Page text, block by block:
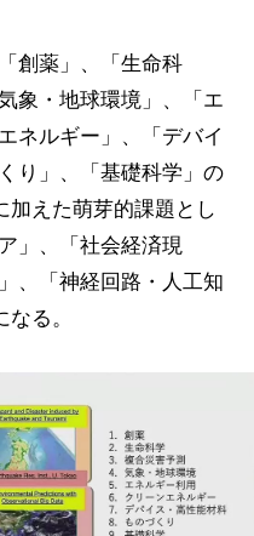
創薬」、「生命科
象・地球環境」、「エ
ネルギー」、「デバイ
り」、「基礎科学」の
加えた萌芽的課題とし
」、「社会経済現
、「神経回路・人工知
る。